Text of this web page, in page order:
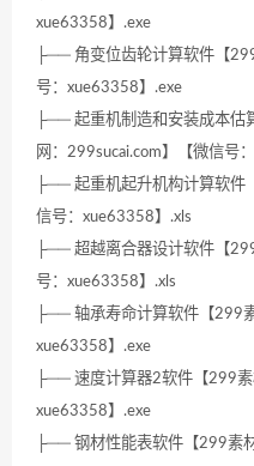
xue63358】.exe
├── 角变位齿轮计算软件【
号：xue63358】.exe
├── 起重机制造和安装成本估
网：299sucai.com】【微信号
├── 起重机起升机构计算软件
信号：xue63358】.xls
├── 超越离合器设计软件【
号：xue63358】.xls
├── 轴承寿命计算软件【299
xue63358】.exe
├── 速度计算器2软件【299素
xue63358】.exe
├── 钢材性能表软件【299素